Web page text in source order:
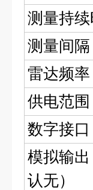
测量持续
测量间隔
雷达频率
供电范围
数字接口
模拟输
认无）